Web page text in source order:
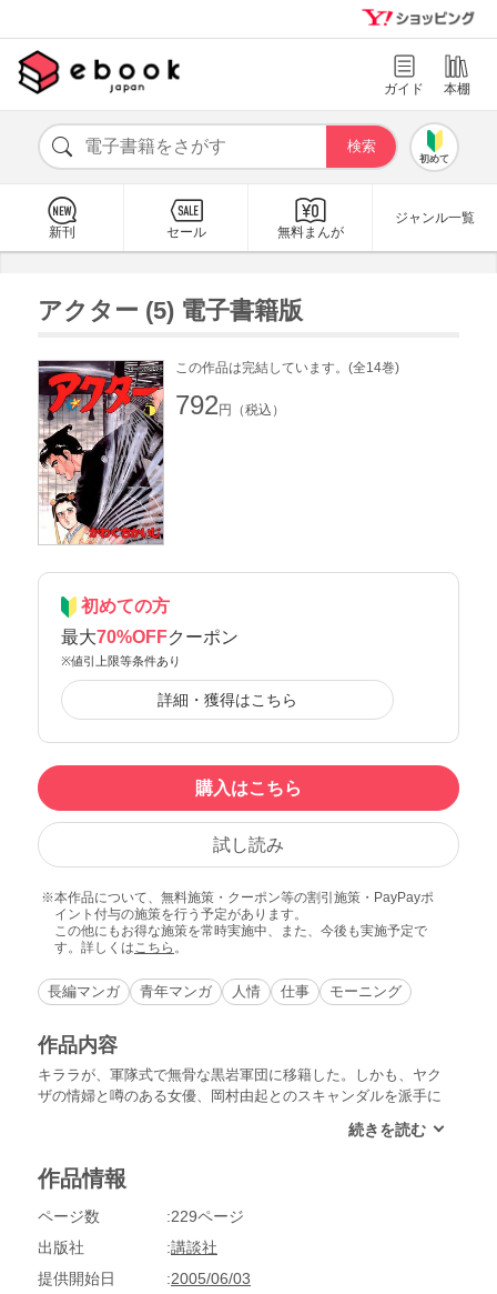
ガイド 本棚
初めて
新刊 セール 無料まんが
ジャンル一覧
アクター (5) 電子書籍版
この作品は完結しています。(全14巻)
792 円（税込）
初めての方
最大70%OFFクーポン
※値引上限等条件あり
詳細・獲得はこちら
購入はこちら
試し読み
本作品について、無料施策・クーポン等の割引施策・PayPayポ
イント付与の施策を行う予定があります。
この他にもお得な施策を常時実施中、また、今後も実施予定で
す。詳しくはこちら 。
長編マンガ 青年マンガ 人情 仕事 モーニング
作品内容
キララが、軍隊式で無骨な黒岩軍団に移籍した。しかも、ヤク
ザの情婦と噂のある女優、岡村由起とのスキャンダルを派手に
キララは役者生命をかけた一世一代の芝居をしかけ、事無きを
子で、愛欲ドロドロの「四谷怪談」を撮ろうと…!?
作品情報
ページ数
229ページ
出版社
講談社
提供開始日
2005/06/03